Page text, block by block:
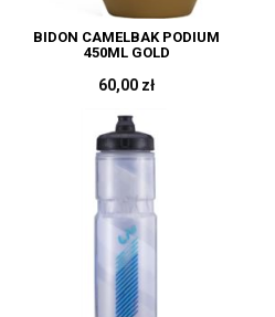
BIDON CAMELBAK PODIUM
450ML GOLD
60,00 zł